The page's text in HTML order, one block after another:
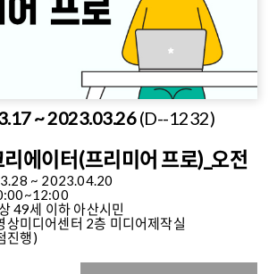
~ 2023.03.26(D--1232)
에이터(프리미어 프로)_오전
~ 2023.04.20
49세 이하 아산시민
상미디어센터 2층 미디어제작실
진행)